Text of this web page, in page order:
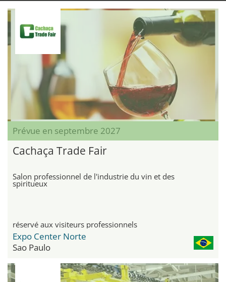
Prévue en septembre 2027
Cachaça Trade Fair
Salon professionnel de l'industrie du vin et des
spiritueux
réservé aux visiteurs professionnels
Expo Center Norte
Sao Paulo